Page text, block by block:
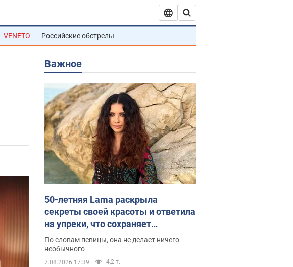
VENETO Российские обстрелы
Важное
50-летняя Lama раскрыла
секреты своей красоты и ответила
на упреки, что сохраняет
молодость, ведь у нее нет детей
По словам певицы, она не делает ничего
необычного
7.08.2026 17:39 4,2 т.